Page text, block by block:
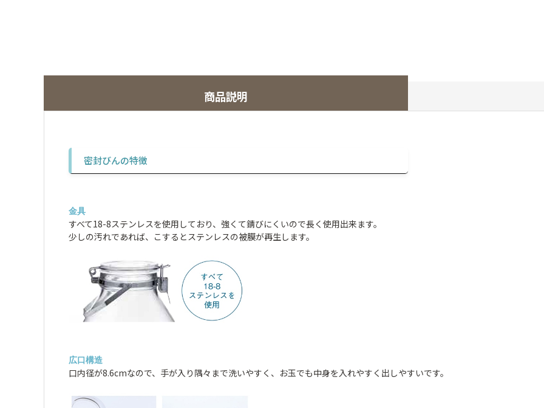
商品説明
密封びんの特徴
金具
すべて18-8ステンレスを使用しており、強くて錆びにくいので長く使用出来ます。
少しの汚れであれば、こするとステンレスの被膜が再生します。
広口構造
口内径が8.6cmなので、手が入り隅々まで洗いやすく、お玉でも中身を入れやすく出しやすいです。